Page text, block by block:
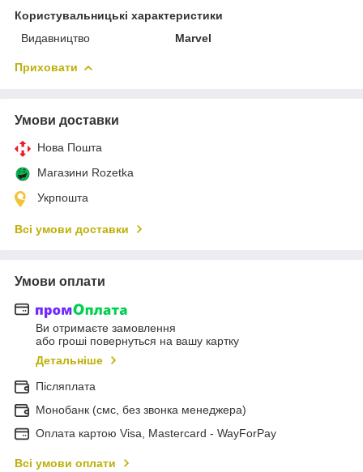
Користувальницькі характеристики
Видавництво
Marvel
Приховати
Умови доставки
Нова Пошта
Магазини Rozetka
Укрпошта
Всі умови доставки
Умови оплати
Ви отримаєте замовлення
або гроші повернуться на вашу картку
Детальніше
Післяплата
Монобанк (смс, без звонка менеджера)
Оплата картою Visa, Mastercard - WayForPay
Всі умови оплати